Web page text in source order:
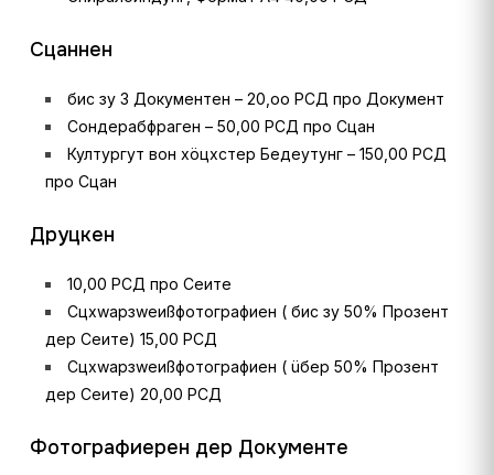
Сцаннен
бис зу 3 Документен – 20,оо РСД про Документ
Сондерабфраген – 50,00 РСД про Сцан
Култургут вон хöцхстер Бедеутунг – 150,00 РСД
про Сцан
Друцкен
10,00 РСД про Сеите
Сцхwарзwеиßфотографиен ( бис зу 50% Прозент
дер Сеите) 15,00 РСД
Сцхwарзwеиßфотографиен ( üбер 50% Прозент
дер Сеите) 20,00 РСД
Фотографиерен дер Документе